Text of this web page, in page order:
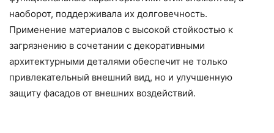
наоборот, поддерживала их долговечность.
Применение материалов с высокой стойкостью к
загрязнению в сочетании с декоративными
архитектурными деталями обеспечит не только
привлекательный внешний вид, но и улучшенную
защиту фасадов от внешних воздействий.